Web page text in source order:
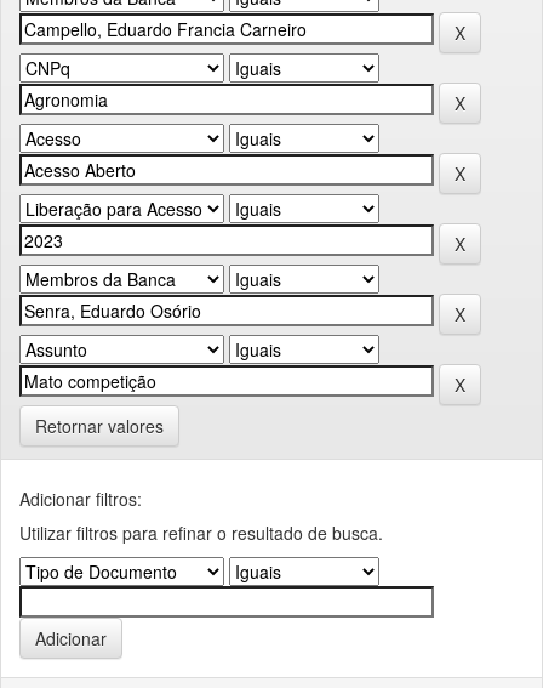
Retornar valores
Adicionar filtros:
Utilizar filtros para refinar o resultado de busca.